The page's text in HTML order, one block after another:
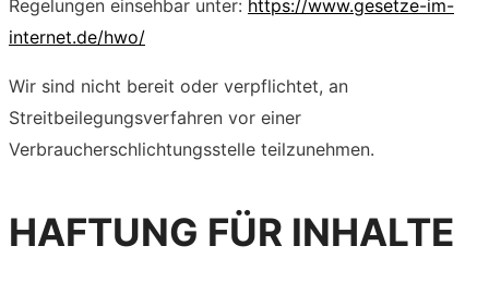
Regelungen einsehbar unter: https://www.gesetze-im-
internet.de/hwo/
Wir sind nicht bereit oder verpflichtet, an
Streitbeilegungsverfahren vor einer
Verbraucherschlichtungsstelle teilzunehmen.
HAFTUNG FÜR INHALTE